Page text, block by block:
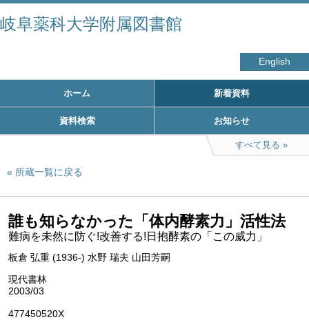
岐阜薬科大学附属図書館
English
ホーム 新着資料
資料検索 お知らせ
すべて見る
所蔵一覧に戻る
誰も知らなかった「体内酵素力」活性法
難病を未然に防ぐ!改善する!日抱酵素の「この威力」
板倉 弘重 (1936-) 水野 瑞夫 山田芳嗣
現代書林
2003/03
477450520X